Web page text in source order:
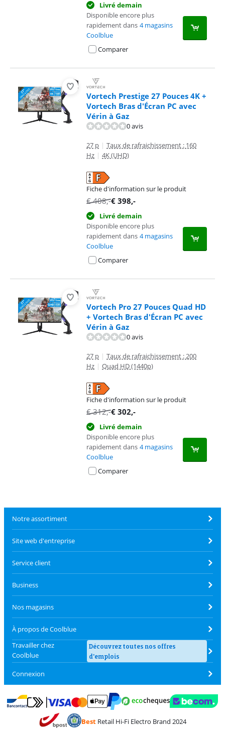
Livré demain
Disponible encore plus
rapidement dans 4 magasins
Coolblue
Comparer
Vortech Prestige 27 Pouces 4K +
Vortech Bras d'Écran PC avec
Vérin à Gaz
0 avis
27 p | Taux de rafraichissement : 160
Hz | 4K (UHD)
Fiche d'information sur le produit
s'ouvre dans un nouvel onglet
€408,-€ 398,-
Livré demain
Disponible encore plus
rapidement dans 4 magasins
Coolblue
Comparer
Vortech Pro 27 Pouces Quad HD
+ Vortech Bras d'Écran PC avec
Vérin à Gaz
0 avis
27 p | Taux de rafraichissement : 200
Hz | Quad HD (1440p)
Fiche d'information sur le produit
s'ouvre dans un nouvel onglet
€312,-€ 302,-
Livré demain
Disponible encore plus
rapidement dans 4 magasins
Coolblue
Comparer
Notre assortiment
Site web d'entreprise
Service client
Business
Nos magasins
À propos de Coolblue
Travailler chez
Coolblue
Découvrez toutes nos offres
d'emplois
Connexion
Payer avec Bancontact
Payer avec MasterCard et Visa via ClickToPay
Payer avec PayPal
BestRetail Hi-Fi Electro Brand 2024